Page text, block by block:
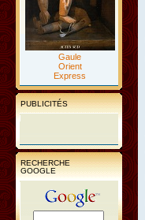
Gaule
Orient
Express
PUBLICITÉS
RECHERCHE
GOOGLE